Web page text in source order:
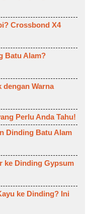
Crossbond X4
Batu Alam?
Warna
Perlu Anda Tahu!
Dinding Batu Alam
ke Dinding Gypsum
ke Dinding? Ini